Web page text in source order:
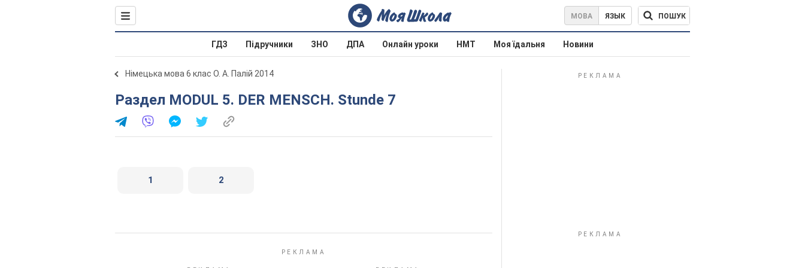
МОВА ЯЗЫК ПОШУК
ГДЗ Підручники ЗНО ДПА Онлайн уроки НМТ Моя їдальня Новини
Німецька мова 6 клас О. А. Палій 2014
Раздел MODUL 5. DER MENSCH. Stunde 7
1 2